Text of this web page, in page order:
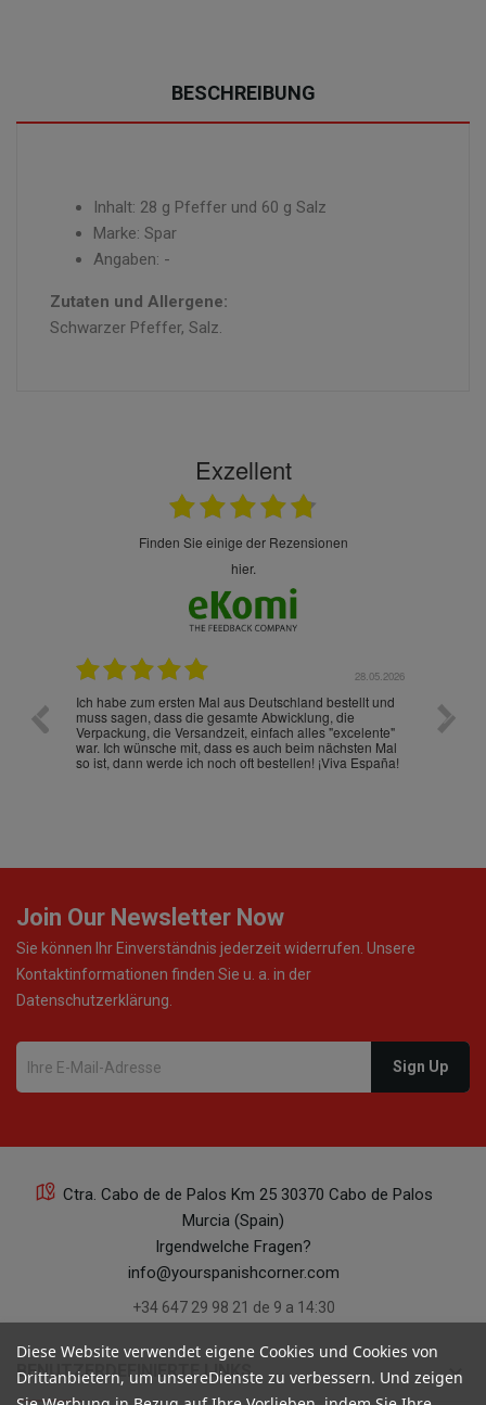
BESCHREIBUNG
Inhalt: 28 g Pfeffer und 60 g Salz
Marke: Spar
Angaben: -
Zutaten und Allergene:
Schwarzer Pfeffer, Salz.
Exzellent
finden Sie einige der Rezensionen
hier.
28.05.2026
Ich habe zum ersten Mal aus Deutschland bestellt und
muss sagen, dass die gesamte Abwicklung, die
Verpackung, die Versandzeit, einfach alles "excelente"
war. Ich wünsche mit, dass es auch beim nächsten Mal
so ist, dann werde ich noch oft bestellen! ¡Viva España!
Die
gut
ist
Join Our Newsletter Now
Sie können Ihr Einverständnis jederzeit widerrufen. Unsere
Kontaktinformationen finden Sie u. a. in der
Datenschutzerklärung.
Ctra. Cabo de de Palos Km 25 30370 Cabo de Palos
Murcia (Spain)
Irgendwelche Fragen?
info@yourspanishcorner.com
+34 647 29 98 21 de 9 a 14:30
BENUTZERDEFINIERTE LINKS keyboard_arrow_down
Diese Website verwendet eigene Cookies und Cookies von
Drittanbietern, um unsereDienste zu verbessern. Und zeigen